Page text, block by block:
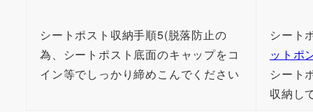
シートポスト収納手順5(脱落防止の
為、シートポスト底面のキャップをコ
イン等でしっかり締めこんでください
シート
ットポ
シート
収納し